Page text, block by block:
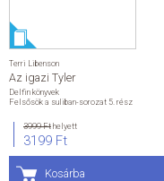
Terri Libenson
Az igazi Tyler
Delfin könyvek
Felsősök a suliban-sorozat 5. rész
3999 Fthelyett
3199 Ft
Kosárba